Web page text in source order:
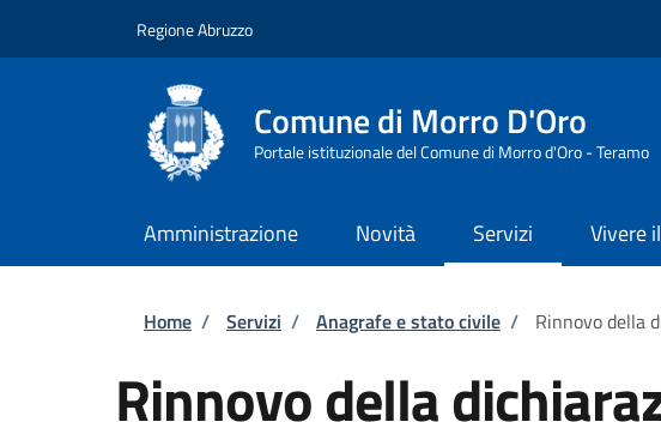
Regione Abruzzo
Comune di Morro D'Oro
Portale istituzionale del Comune di Morro d'Oro - Teramo
Amministrazione Novità Servizi Vivere
Briciole di pane
Home / Servizi / Anagrafe e stato civile / Rinnovo della
Rinnovo della